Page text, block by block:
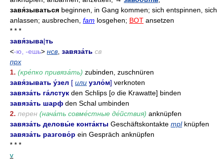
завя́зываться beginnen, in Gang kommen; sich entspinnen, sich
anlassen; ausbrechen, fam losgehen; BOT ansetzen
* * *
завя́зыва|ть
<-ю, -ешь> нсв, завяза́ть св
прх
1. (кре́пко привяза́ть) zubinden, zuschnüren
завя́зывать у́зел [ или узло́м] verknoten
завяза́ть га́лстук den Schlips [o die Krawatte] binden
завяза́ть шарф den Schal umbinden
2. перен (нача́ть совме́стные де́йствия) anknüpfen
завяза́ть деловы́е конта́кты Geschäftskontakte mplknüpfen
завяза́ть разгово́р ein Gespräch anknüpfen
* * *
v